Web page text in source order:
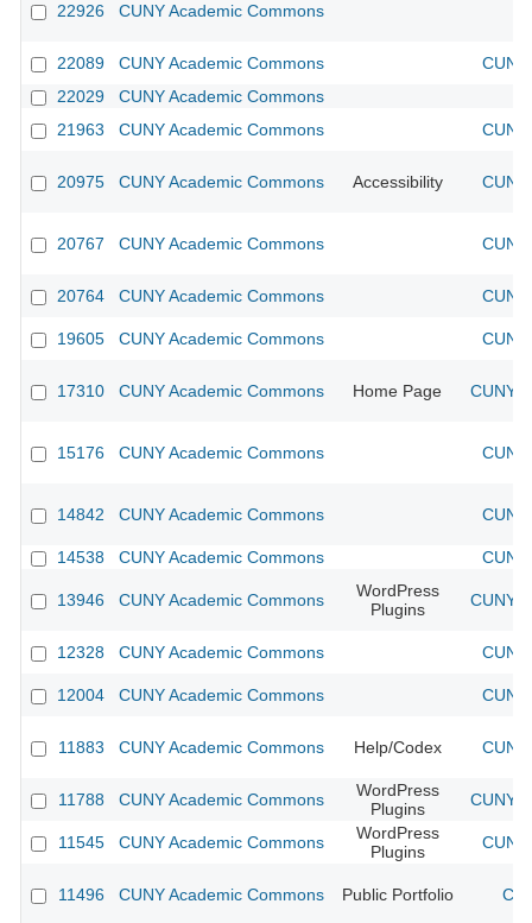
22926 CUNY Academic Commons
22089 CUNY Academic Commons
22029
CUNY Academic Commons
21963
CUNY Academic Commons
20975 CUNY Academic Commons Accessibility
20767 CUNY Academic Commons
20764 CUNY Academic Commons
19605 CUNY Academic Commons
17310 CUNY Academic Commons Home Page CUNY
15176 CUNY Academic Commons
14842 CUNY Academic Commons
14538 CUNY Academic Commons
13946 CUNY Academic Commons
WordPress
Plugins
CUNY
12328 CUNY Academic Commons
12004 CUNY Academic Commons
11883 CUNY Academic Commons Help/Codex
11788 CUNY Academic Commons
WordPress
Plugins
CUNY
11545 CUNY Academic Commons
WordPress
Plugins
11496 CUNY Academic Commons Public Portfolio